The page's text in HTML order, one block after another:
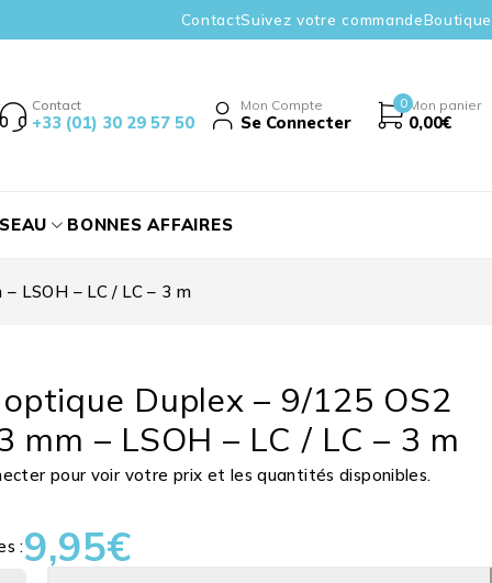
ContactSuivez votre commandeBoutique
Contact
+33 (01) 30 29 57 50
Mon Compte
Se Connecter
0 Mon panier
0,00€
BONNES AFFAIRES
LSOH – LC / LC – 3 m
Duplex – 9/125 OS2
mm – LSOH – LC / LC – 3 m
pour voir votre prix et les quantités disponibles.
:9,95€